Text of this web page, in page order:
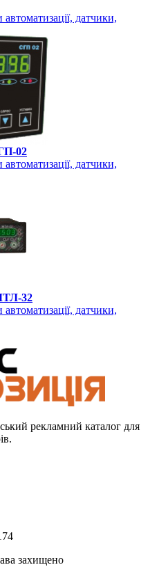
датчики,
02
датчики,
32
датчики,
рекламний каталог для
захищено